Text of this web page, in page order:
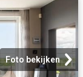
Foto bekijken